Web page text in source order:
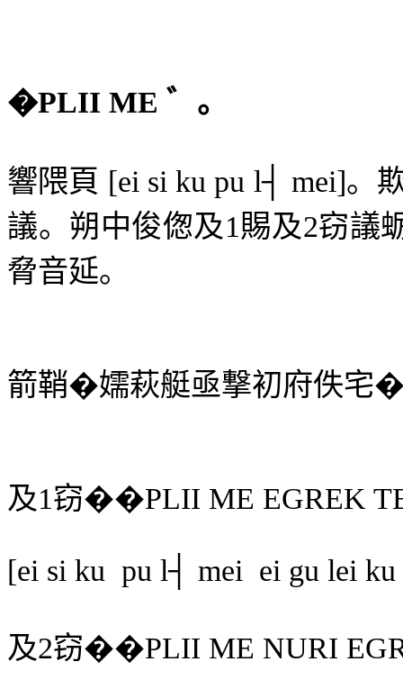
�PLII ME ゛。
響隈頁 [ei si ku pu l┤ mei]。
議。朔中俊偬及1賜及2窃議
脅音延。
箭鞘�嬬萩艇亟撃初府佚宅
及1窃��PLII ME EGREK
[ei si ku pu l┤ mei ei gu lei ku
及2窃��PLII ME NURI